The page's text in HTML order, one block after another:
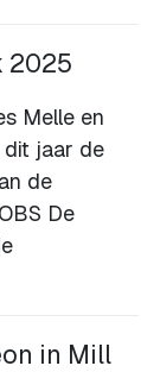
2025
Melle en
dit jaar de
de
De
in Mill